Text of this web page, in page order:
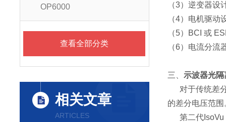
OP6000
查看全部分类
相关文章
ARTICLES
（3）逆变器设
（4）电机驱动
（5）BCI 或
（6）电流分流
三、示波器光
对于传统差分
的差分电压范围
第二代IsoVu